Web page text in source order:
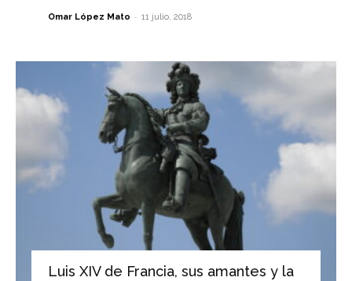
Omar López Mato - 11 julio, 2018
Luis XIV de Francia, sus amantes y la